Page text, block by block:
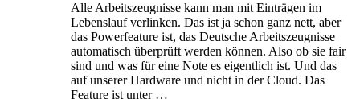
Alle Arbeitszeugnisse kann man mit Einträgen im
Lebenslauf verlinken. Das ist ja schon ganz nett, aber
das Powerfeature ist, das Deutsche Arbeitszeugnisse
automatisch überprüft werden können. Also ob sie fair
sind und was für eine Note es eigentlich ist. Und das
auf unserer Hardware und nicht in der Cloud. Das
Feature ist unter …